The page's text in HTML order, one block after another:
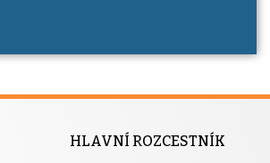
HLAVNÍ ROZCESTNÍK